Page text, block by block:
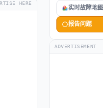
HERE
实时故障地图
报告问题
ADVERTISEMENT